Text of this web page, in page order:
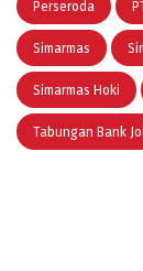
Perseroda
Simarmas
Simarmas Hoki
Tabungan Bank